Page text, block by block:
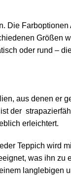
Größen
oder rund –
aus denen er
der
erleichtert.
Teppich wird
was ihn zu
langlebigen